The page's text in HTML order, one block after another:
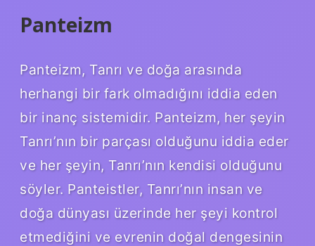
Panteizm
Panteizm, Tanrı ve doğa arasında
herhangi bir fark olmadığını iddia eden
bir inanç sistemidir. Panteizm, her şeyin
Tanrı’nın bir parçası olduğunu iddia eder
ve her şeyin, Tanrı’nın kendisi olduğunu
söyler. Panteistler, Tanrı’nın insan ve
doğa dünyası üzerinde her şeyi kontrol
etmediğini ve evrenin doğal dengesinin